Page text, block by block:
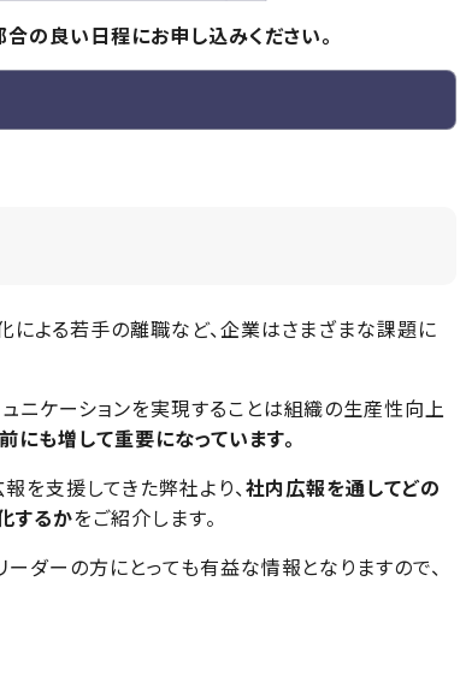
の良い日程にお申し込みください。
よる若手の離職など、企業はさまざまな課題に
ニケーションを実現することは組織の生産性向上
も増して重要になっています。
を支援してきた弊社より、社内広報を通してどの
するかをご紹介します。
ダーの方にとっても有益な情報となりますので、